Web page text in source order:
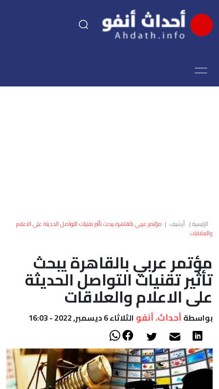
اقتصاد
العالم
الصحراء
الرئيسية| أرشيف | مؤتمر عربي بالقاهرة يبحث تأثير تقنيات التواصل الحديثة على الاعلام
والعلاقات
مؤتمر عربي بالقاهرة يبحث
تأثير تقنيات التواصل الحديثة
على الاعلام والعلاقات
بواسطة أحداث. أنفو الثلاثاء 6 ديسمبر, 2022 - 16:03